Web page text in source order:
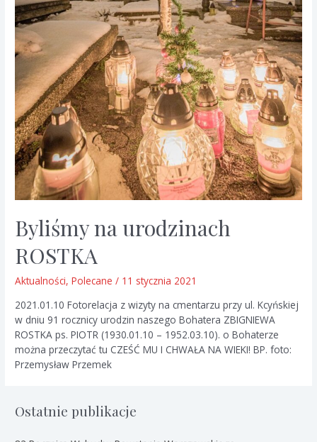
Byliśmy na urodzinach
ROSTKA
Aktualności,Polecane / 11 stycznia 2021
2021.01.10 Fotorelacja z wizyty na cmentarzu przy ul. Kcyńskiej
w dniu 91 rocznicy urodzin naszego Bohatera ZBIGNIEWA
ROSTKA ps. PIOTR (1930.01.10 – 1952.03.10). o Bohaterze
można przeczytać tu CZEŚĆ MU I CHWAŁA NA WIEKI! BP. foto:
Przemysław Przemek
Ostatnie publikacje